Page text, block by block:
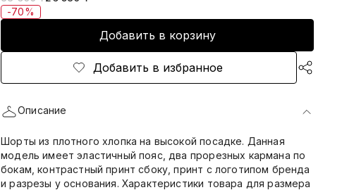
-70%
Добавить в корзину
Добавить в избранное
Описание
Шорты из плотного хлопка на высокой посадке. Данная
модель имеет эластичный пояс, два прорезных кармана по
бокам, контрастный принт сбоку, принт с логотипом бренда
и разрезы у оcнования. Характеристики товара для размера